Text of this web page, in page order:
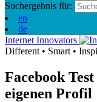
Suchergebnis für:
en
de
Internet Innovators
Different • Smart •
Facebook
eigenen Profil